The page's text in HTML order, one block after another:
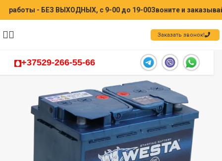
- БЕЗ ВЫХОДНЫХ, с 9-00 до 19-00Звоните и
+37529-266-55-66
Заказать звонок!